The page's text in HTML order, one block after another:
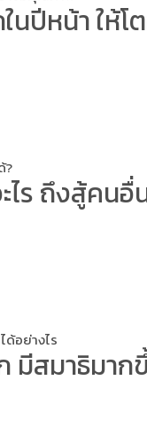
นปีหน้า ให้
?
ร ถึงสู้คนอื่
ด้อย่างไร
มีสมาธิมาก